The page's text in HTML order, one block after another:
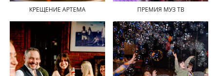
КРЕЩЕНИЕ АРТЕМА ПРЕМИЯ МУЗ ТВ